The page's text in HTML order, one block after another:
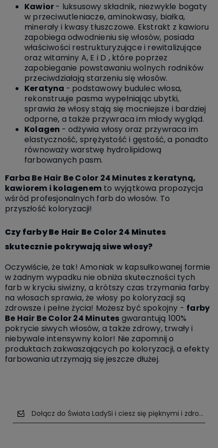
Kawior- luksusowy składnik, niezwykle bogaty
w przeciwutleniacze, aminokwasy, białka,
minerały i kwasy tłuszczowe. Ekstrakt z kawioru
zapobiega odwodnieniu się włosów, posiada
właściwości restrukturyzujące i rewitalizujące
oraz witaminy A, E i D , które poprzez
zapobieganie powstawaniu wolnych rodników
przeciwdziałają starzeniu się włosów.
Keratyna - podstawowy budulec włosa,
rekonstruuje pasma wypełniając ubytki,
sprawia że włosy stają się mocniejsze i bardziej
odporne, a także przywraca im młody wygląd.
Kolagen - odżywia włosy oraz przywraca im
elastyczność, sprężystość i gęstość, a ponadto
równoważy warstwę hydrolipidową
farbowanych pasm.
Farba Be Hair Be Color 24 Minutes z keratyną,
kawiorem i kolagenem to wyjątkowa propozycja
wśród profesjonalnych farb do włosów. To
przyszłość koloryzacji!
Czy farby Be Hair Be Color 24 Minutes
skutecznie pokrywają siwe włosy?
Oczywiście, że tak! Amoniak w kapsułkowanej formie
w żadnym wypadku nie obniża skuteczności tych
farb w kryciu siwizny, a krótszy czas trzymania farby
na włosach sprawia, że włosy po koloryzacji są
zdrowsze i pełne życia! Możesz być spokojny - farby
Be Hair Be Color 24 Minutes gwarantują 100%
pokrycie siwych włosów, a także zdrowy, trwały i
niebywale intensywny kolor! Nie zapomnij o
produktach zakwaszających po koloryzacji, a efekty
farbowania utrzymają się jeszcze dłużej.
Dołącz do Świata LadySi i ciesz się pięknymi i